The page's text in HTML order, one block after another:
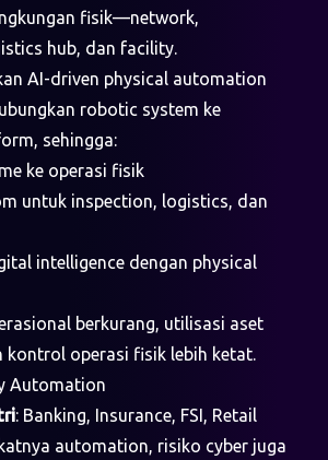
fisik—network,
hub, dan facility.
AI-driven physical automation
robotic system ke
sehingga:
ke operasi fisik
untuk inspection, logistics, dan
intelligence dengan physical
berkurang, utilisasi aset
kontrol operasi fisik lebih ketat.
Automation
: Banking, Insurance, FSI, Retail
automation, risiko cyber juga